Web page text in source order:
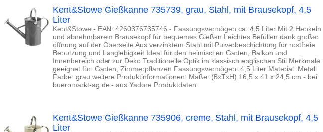
Kent&Stowe Gießkanne 735739, grau, Stahl, mit Brausekopf, 4,5
Liter
Kent&Stowe - EAN: 4260376735746 - Fassungsvermögen ca. 4,5 Liter Mit 2 Henkeln
und abnehmbarem Brausekopf für bequemes Gießen Leichtes Befüllen dank großer
öffnung auf der Oberseite Aus verzinktem Stahl mit Pulverbeschichtung für rostfreie
Benutzung und Langlebigkeit Ideal für den heimischen Garten, Balkon und
Innenbereich oder zur Deko Traditionelle Optik im klassisch englischen Stil Merkmale:
geeignet für: Garten, Zimmerpflanzen Fassungsvermögen: 4,5 Liter Material: Metall
Farbe: grau weitere Produktinformationen: Maße: (BxTxH) 16,5 x 41 x 24,5 cm - bei
bueromarkt-ag.de - aus Yadore Produktdaten
Kent&Stowe Gießkanne 735906, creme, Stahl, mit Brausekopf, 4,5
Liter